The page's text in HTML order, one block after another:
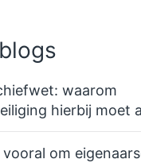
waarom
hierbij moet
vooral om